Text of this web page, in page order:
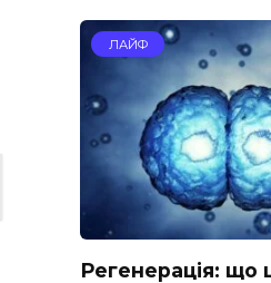
ЛАЙФ
Регенерація: що